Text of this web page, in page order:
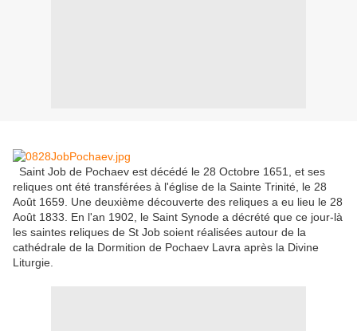
Saint Job de Pochaev est décédé le 28 Octobre 1651, et ses
reliques ont été transférées à l'église de la Sainte Trinité , le 28
Août 1659. Une deuxième découverte des reliques a eu lieu le 28
Août 1833. En l'an 1902 , le Saint Synode a décrété que ce jour-là
les saintes reliques de St Job soient réalisées autour de la
cathédrale de la Dormition de Pochaev Lavra après la Divine
Liturgie